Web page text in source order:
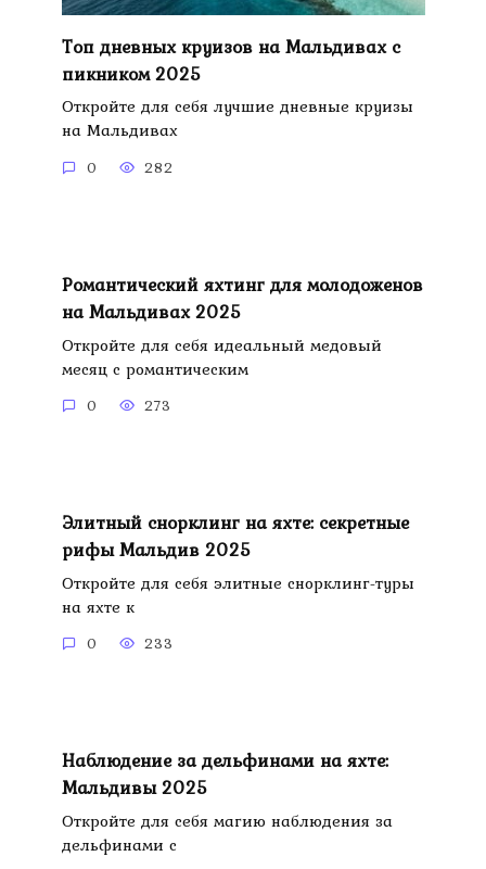
Топ дневных круизов на Мальдивах с
пикником 2025
Откройте для себя лучшие дневные круизы
на Мальдивах
0 282
Романтический яхтинг для молодоженов
на Мальдивах 2025
Откройте для себя идеальный медовый
месяц с романтическим
0 273
Элитный снорклинг на яхте: секретные
рифы Мальдив 2025
Откройте для себя элитные снорклинг-туры
на яхте к
0 233
Наблюдение за дельфинами на яхте:
Мальдивы 2025
Откройте для себя магию наблюдения за
дельфинами с